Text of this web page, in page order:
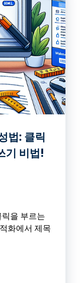
법: 클릭
기 비법!
을 부르는
화에서 제목